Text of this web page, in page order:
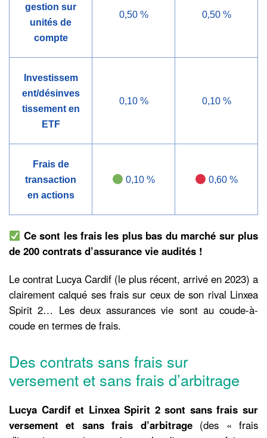
gestion sur
unités de
compte
0,50 % 0,50 %
Investissem
ent/désinves
tissement en
ETF
0,10 % 0,10 %
Frais de
transaction
en actions
0,10 % 0,60 %
Ce sont les frais les plus bas du marché sur plus
de 200 contrats d’assurance vie audités !
Le contrat Lucya Cardif (le plus récent, arrivé en 2023) a
clairement calqué ses frais sur ceux de son rival Linxea
Spirit 2… Les deux assurances vie sont au coude-à-
coude en termes de frais.
Des contrats sans frais sur
versement et sans frais d’arbitrage
Lucya Cardif et Linxea Spirit 2 sont sans frais sur
versement et sans frais d’arbitrage(des « frais